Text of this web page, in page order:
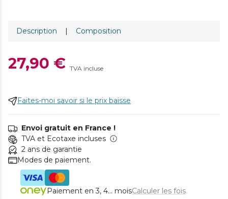
Description | Composition
27,90 € TVA incluse
Faites-moi savoir si le prix baisse
Envoi gratuit en France !
TVA et Ecotaxe incluses
2 ans de garantie
Modes de paiement.
Paiement en 3, 4... moisCalculer les fois